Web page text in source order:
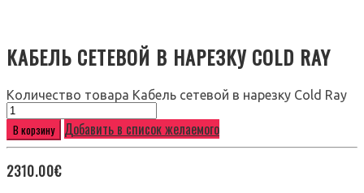
КАБЕЛЬ СЕТЕВОЙ В НАРЕЗКУ COLD RAY
Количество товара Кабель сетевой в нарезку Cold Ray
В корзину Добавить в список желаемого
2310.00€